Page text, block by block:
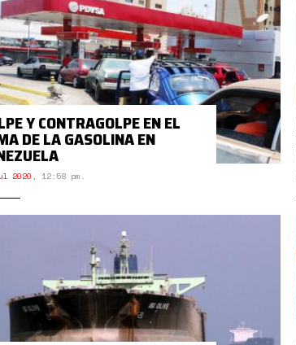
Y CONTRAGOLPE EN EL
DE LA GASOLINA EN
2020 , 12:58 pm.